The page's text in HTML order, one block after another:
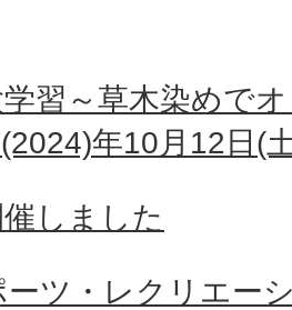
習～草木染めで
年10月12日(
しました
ツ・レクリエー